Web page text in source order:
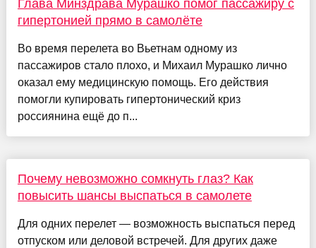
Глава Минздрава Мурашко помог пассажиру с
гипертонией прямо в самолёте
Во время перелета во Вьетнам одному из
пассажиров стало плохо, и Михаил Мурашко лично
оказал ему медицинскую помощь. Его действия
помогли купировать гипертонический криз
россиянина ещё до п...
Почему невозможно сомкнуть глаз? Как
повысить шансы выспаться в самолете
Для одних перелет — возможность выспаться перед
отпуском или деловой встречей. Для других даже